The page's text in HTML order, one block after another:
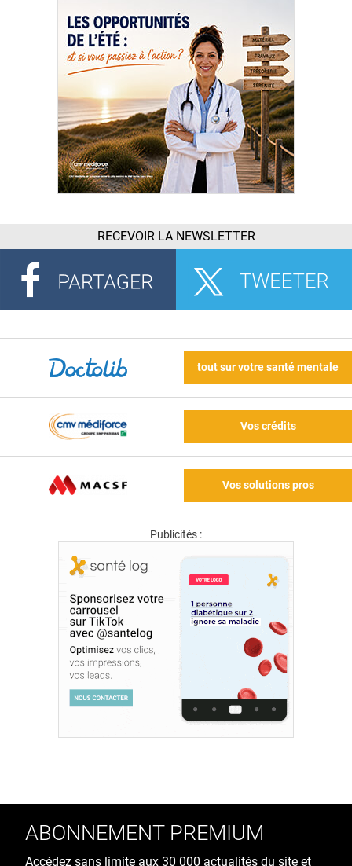
RECEVOIR LA NEWSLETTER
tout sur votre santé mentale
Vos crédits
Vos solutions pros
Publicités :
ABONNEMENT PREMIUM
Accédez sans limite aux 30 000 actualités du site et